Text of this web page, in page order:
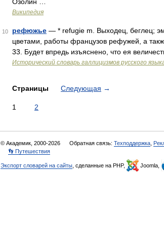
Википедия
10 рефюжье — * refugie m. Выходец, беглец;
цветами, работы французов рефужей, а
33. Будет впредь изъяснено, что ея
Исторический словарь галлицизмов русского
Страницы Следующая →
1 2
© Академик, 2000-2026 Обратная связь: Техподдержка
👣 Путешествия
Экспорт словарей на сайты , сделанные на PHP, Joomla,